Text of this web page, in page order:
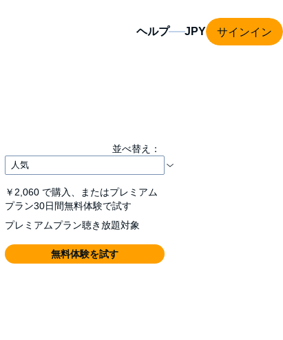
ヘルプ サインイン
並べ替え：
￥2,060 で購入、またはプレミアム
プラン30日間無料体験で試す
プレミアムプラン聴き放題対象
無料体験を試す